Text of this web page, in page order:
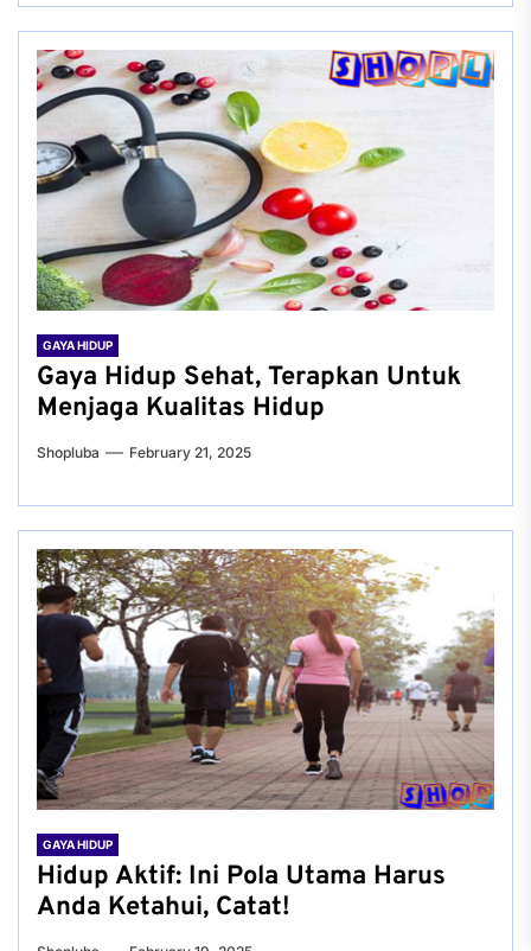
GAYA HIDUP
Gaya Hidup Sehat, Terapkan Untuk
Menjaga Kualitas Hidup
Shopluba February 21, 2025
GAYA HIDUP
Hidup Aktif: Ini Pola Utama Harus
Anda Ketahui, Catat!